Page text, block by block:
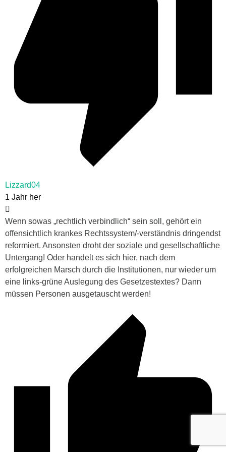
Lizzard04
1 Jahr her
Wenn sowas „rechtlich verbindlich“ sein soll, gehört ein
offensichtlich krankes Rechtssystem/-verständnis dringendst
reformiert. Ansonsten droht der soziale und gesellschaftliche
Untergang! Oder handelt es sich hier, nach dem
erfolgreichen Marsch durch die Institutionen, nur wieder um
eine links-grüne Auslegung des Gesetzestextes? Dann
müssen Personen ausgetauscht werden!